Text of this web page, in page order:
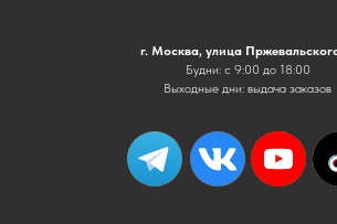
г. Москва, улица
Будни: с 9:00 до 18:00
Выходные дни: выдача заказов